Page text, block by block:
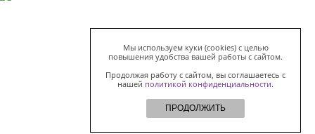
Мы используем куки (cookies) с целью
повышения удобства вашей работы с сайтом.
Продолжая работу с сайтом, вы соглашаетесь с
нашей политикой конфиденциальности.
ПРОДОЛЖИТЬ